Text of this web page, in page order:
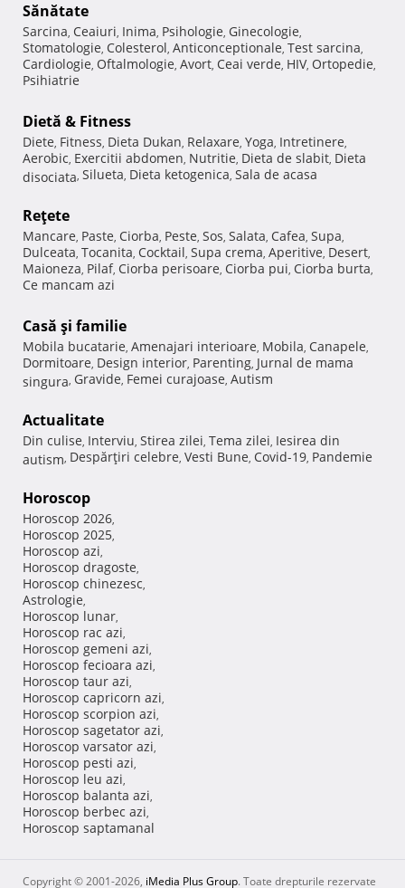
Sănătate
Sarcina, Ceaiuri, Inima, Psihologie, Ginecologie,
Stomatologie, Colesterol, Anticonceptionale, Test sarcina,
Cardiologie, Oftalmologie, Avort, Ceai verde, HIV, Ortopedie,
Psihiatrie
Dietă & Fitness
Diete, Fitness, Dieta Dukan, Relaxare, Yoga, Intretinere,
Aerobic, Exercitii abdomen, Nutritie, Dieta de slabit, Dieta
disociata, Silueta, Dieta ketogenica, Sala de acasa
Reţete
Mancare, Paste, Ciorba, Peste, Sos, Salata, Cafea, Supa,
Dulceata, Tocanita, Cocktail, Supa crema, Aperitive, Desert,
Maioneza, Pilaf, Ciorba perisoare, Ciorba pui, Ciorba burta,
Ce mancam azi
Casă şi familie
Mobila bucatarie, Amenajari interioare, Mobila, Canapele,
Dormitoare, Design interior, Parenting, Jurnal de mama
singura, Gravide, Femei curajoase, Autism
Actualitate
Din culise, Interviu, Stirea zilei, Tema zilei, Iesirea din
autism, Despărţiri celebre, Vesti Bune, Covid-19, Pandemie
Horoscop
Horoscop 2026,
Horoscop 2025,
Horoscop azi,
Horoscop dragoste,
Horoscop chinezesc,
Astrologie,
Horoscop lunar,
Horoscop rac azi,
Horoscop gemeni azi,
Horoscop fecioara azi,
Horoscop taur azi,
Horoscop capricorn azi,
Horoscop scorpion azi,
Horoscop sagetator azi,
Horoscop varsator azi,
Horoscop pesti azi,
Horoscop leu azi,
Horoscop balanta azi,
Horoscop berbec azi,
Horoscop saptamanal
Copyright © 2001-2026, iMedia Plus Group. Toate drepturile rezervate